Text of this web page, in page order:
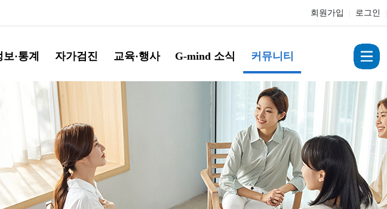
회원가입 로그인
·통계 자가검진 교육·행사 G-mind 소식 커뮤니티